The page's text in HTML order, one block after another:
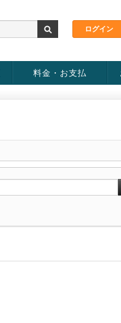
料金・お支払